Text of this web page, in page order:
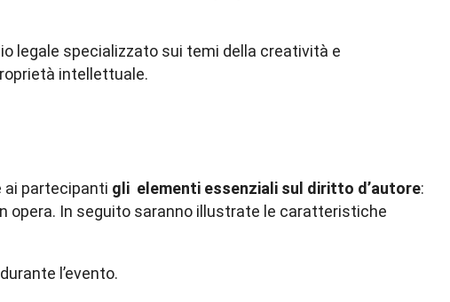
legale specializzato sui temi della creatività e
intellettuale.
ai partecipanti gli elementi essenziali sul diritto d’autore:
opera. In seguito saranno illustrate le caratteristiche
l’evento.